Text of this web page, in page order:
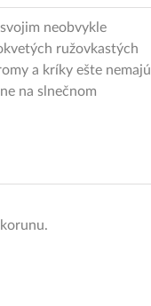
neobvykle
ružovkastých
a kríky ešte nemajú
na slnečnom